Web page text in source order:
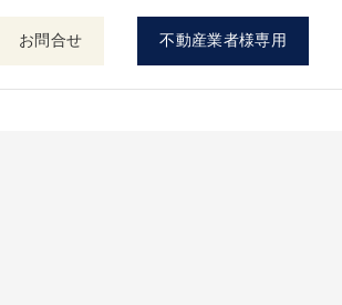
お問合せ 不動産業者様専用